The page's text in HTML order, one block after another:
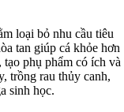
loại bỏ nhu cầu tiêu
tan giúp cá khỏe hơn
phụ phẩm có ích và
trồng rau thủy canh,
sinh học.